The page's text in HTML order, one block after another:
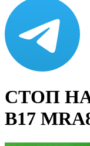
СТОП НА
B17